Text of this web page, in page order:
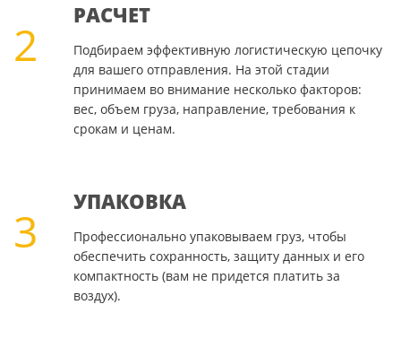
2
РАСЧЕТ
Подбираем эффективную логистическую цепочку
для вашего отправления. На этой стадии
принимаем во внимание несколько факторов:
вес, объем груза, направление, требования к
срокам и ценам.
3
УПАКОВКА
Профессионально упаковываем груз, чтобы
обеспечить сохранность, защиту данных и его
компактность (вам не придется платить за
воздух).